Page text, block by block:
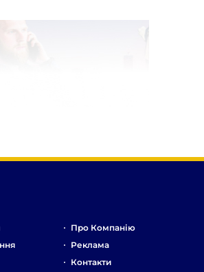
Про Компанію
Реклама
Контакти